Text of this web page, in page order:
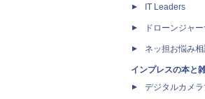
IT Leaders
ドローンジャ
ネッ担お悩み
インプレスの本と
デジタルカメ